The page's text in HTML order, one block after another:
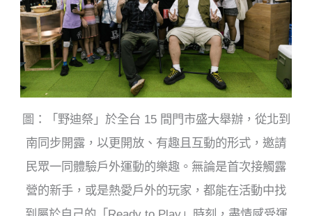
圖：「野迪祭」於全台 15 間門市盛大舉辦，從北到
南同步開露，以更開放、有趣且互動的形式，邀請
民眾一同體驗戶外運動的樂趣。無論是首次接觸露
營的新手，或是熱愛戶外的玩家，都能在活動中找